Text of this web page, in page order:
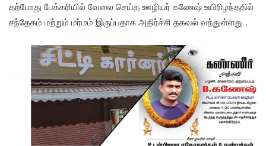
தற்போது பேக்கரியில் வேலை செய்த ஊழியர் கணேஷ் உயிரிழந்ததில்
சந்தேகம் மற்றும் மர்மம் இருப்பதாக அதிர்ச்சி தகவல் வந்துள்ளது .